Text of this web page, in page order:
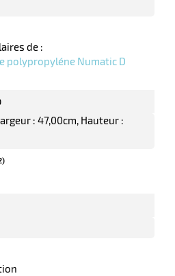
de :
polypropyléne Numatic D
: 47,00cm Hauteur :